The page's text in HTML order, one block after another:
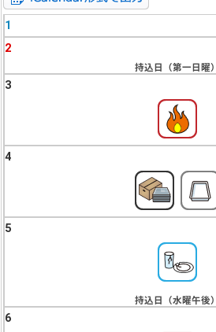
1
2
持込日（第一日曜）
3
4
5
持込日（水曜午後）
6